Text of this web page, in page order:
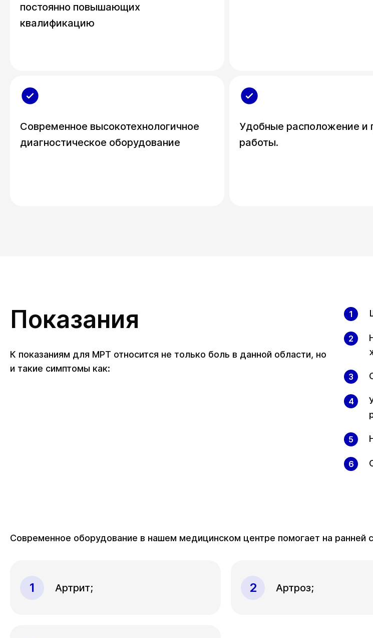
постоянно повышающих
квалификацию
Современное высокотехнологичное
диагностическое оборудование
Удобные расположение и
работы.
Показания
К показаниям для МРТ относится не только боль в данной области, но
и такие симптомы как:
Современное оборудование в нашем медицинском центре помогает на ранней
Артрит; Артроз;